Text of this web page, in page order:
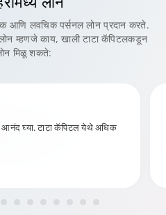
आणि लवचिक पर्सनल लोन प्रदान करते.
म्हणजे काय, खाली टाटा कॅपिटलकडून
मिळू शकते:
पर्सनल लोनसाठी टाटा